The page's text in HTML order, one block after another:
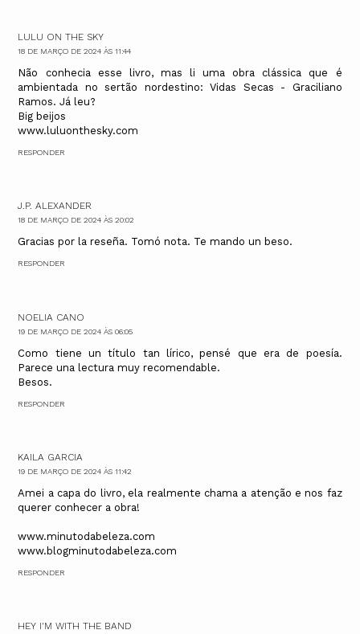
LULU ON THE SKY
18 DE MARÇO DE 2024 ÀS 11:44
Não conhecia esse livro, mas li uma obra clássica que é
ambientada no sertão nordestino: Vidas Secas - Graciliano
Ramos. Já leu?
Big beijos
www.luluonthesky.com
RESPONDER
J.P. ALEXANDER
18 DE MARÇO DE 2024 ÀS 20:02
Gracias por la reseña. Tomó nota. Te mando un beso.
RESPONDER
NOELIA CANO
19 DE MARÇO DE 2024 ÀS 06:05
Como tiene un título tan lírico, pensé que era de poesía.
Parece una lectura muy recomendable.
Besos.
RESPONDER
KAILA GARCIA
19 DE MARÇO DE 2024 ÀS 11:42
Amei a capa do livro, ela realmente chama a atenção e nos faz
querer conhecer a obra!
www.minutodabeleza.com
www.blogminutodabeleza.com
RESPONDER
HEY I'M WITH THE BAND